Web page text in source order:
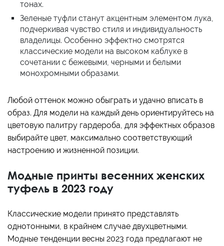
тонах.
Зеленые туфли станут акцентным элементом лука,
подчеркивая чувство стиля и индивидуальность
владелицы. Особенно эффектно смотрятся
классические модели на высоком каблуке в
сочетании с бежевыми, черными и белыми
монохромными образами.
Любой оттенок можно обыграть и удачно вписать в
образ. Для модели на каждый день ориентируйтесь на
цветовую палитру гардероба, для эффектных образов
выбирайте цвет, максимально соответствующий
настроению и жизненной позиции.
Модные принты весенних женских
туфель в 2023 году
Классические модели принято представлять
однотонными, в крайнем случае двухцветными.
Модные тенденции весны 2023 года предлагают не